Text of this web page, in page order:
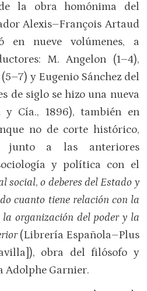
la obra homónima del
Alexis–François Artaud
en nueve volúmenes, a
M. Angelon (1–4),
y Eugenio Sánchez del
de siglo se hizo una nueva
y Cía., 1896), también en
no de corte histórico,
junto a las anteriores
y política con el
social, o deberes del Estado y
cuanto tiene relación con la
organización del poder y la
(Librería Española–Plus
obra del filósofo y
Adolphe Garnier.